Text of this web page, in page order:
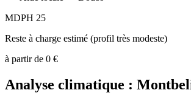
MDPH 25
Reste à charge estimé (profil très modeste)
à partir de 0 €
Analyse climatique :